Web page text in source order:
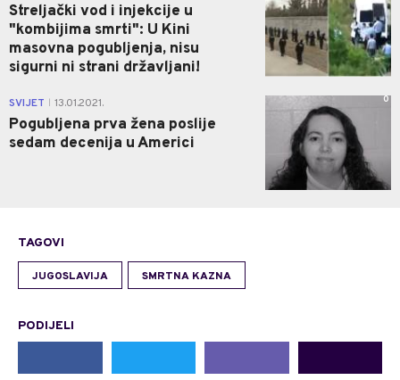
Streljački vod i injekcije u
"kombijima smrti": U Kini
masovna pogubljenja, nisu
sigurni ni strani državljani!
SVIJET 13.01.2021.
Pogubljena prva žena poslije
sedam decenija u Americi
0
TAGOVI
JUGOSLAVIJA SMRTNA KAZNA
PODIJELI